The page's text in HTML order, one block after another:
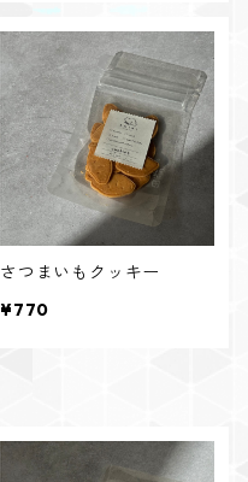
さつまいもクッキー
¥770